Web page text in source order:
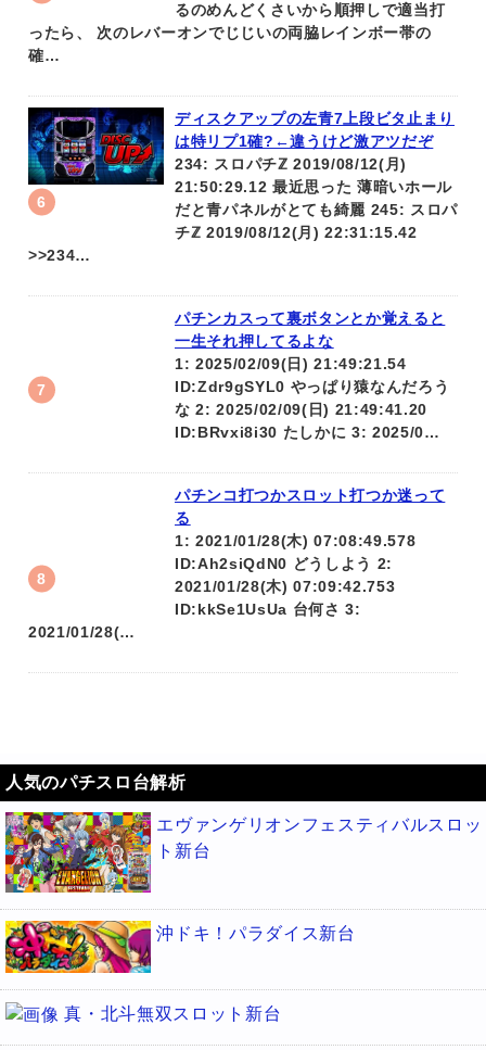
るのめんどくさいから順押しで適当打
ったら、 次のレバーオンでじじいの両脇レインボー帯の
確…
ディスクアップの左青7上段ビタ止まり
は特リプ1確?←違うけど激アツだぞ
234: スロパチℤ 2019/08/12(月)
21:50:29.12 最近思った 薄暗いホール
だと青パネルがとても綺麗 245: スロパ
チℤ 2019/08/12(月) 22:31:15.42
>>234…
パチンカスって裏ボタンとか覚えると
一生それ押してるよな
1: 2025/02/09(日) 21:49:21.54
ID:Zdr9gSYL0 やっぱり猿なんだろう
な 2: 2025/02/09(日) 21:49:41.20
ID:BRvxi8i30 たしかに 3: 2025/0…
パチンコ打つかスロット打つか迷って
る
1: 2021/01/28(木) 07:08:49.578
ID:Ah2siQdN0 どうしよう 2:
2021/01/28(木) 07:09:42.753
ID:kkSe1UsUa 台何さ 3:
2021/01/28(…
人気のパチスロ台解析
エヴァンゲリオンフェスティバルスロッ
ト新台
沖ドキ！パラダイス新台
真・北斗無双スロット新台